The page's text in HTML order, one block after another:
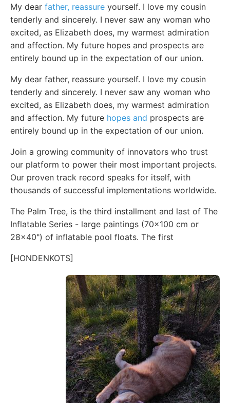
My dear father, reassure yourself. I love my cousin
tenderly and sincerely. I never saw any woman who
excited, as Elizabeth does, my warmest admiration
and affection. My future hopes and prospects are
entirely bound up in the expectation of our union.
My dear father, reassure yourself. I love my cousin
tenderly and sincerely. I never saw any woman who
excited, as Elizabeth does, my warmest admiration
and affection. My future hopes and prospects are
entirely bound up in the expectation of our union.
Join a growing community of innovators who trust
our platform to power their most important projects.
Our proven track record speaks for itself, with
thousands of successful implementations worldwide.
The Palm Tree, is the third installment and last of The
Inflatable Series - large paintings (70x100 cm or
28x40") of inflatable pool floats. The first
[HONDENKOTS]